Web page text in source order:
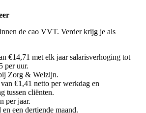
de cao VVT. Verder krijg je als
€14,71 met elk jaar salarisverhoging tot
per uur.
Zorg & Welzijn.
€1,41 netto per werkdag en
tussen cliënten.
per jaar.
een dertiende maand.